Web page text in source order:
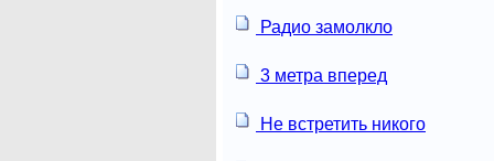
Радио замолкло
3 метра вперед
Не встретить никого